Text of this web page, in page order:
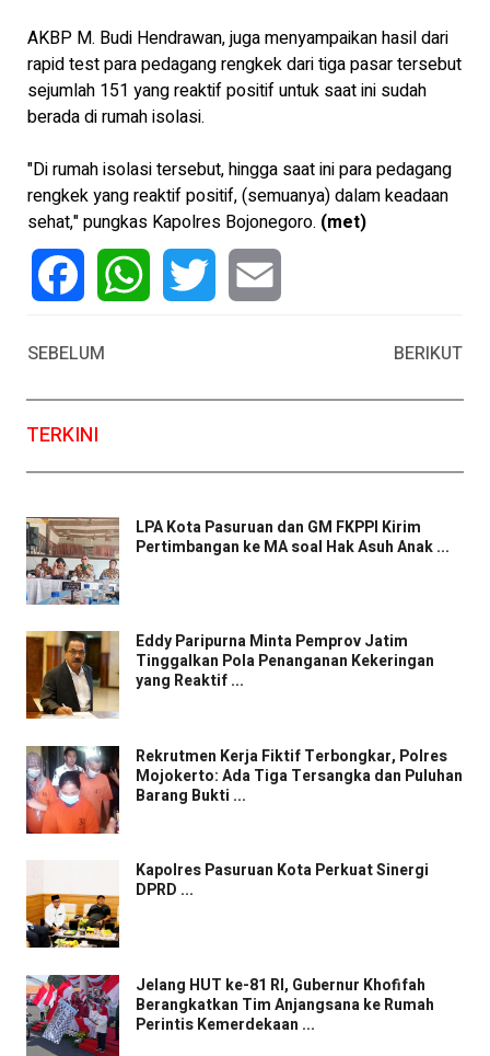
AKBP M. Budi Hendrawan, juga menyampaikan hasil dari
rapid test para pedagang rengkek dari tiga pasar tersebut
sejumlah 151 yang reaktif positif untuk saat ini sudah
berada di rumah isolasi.
"Di rumah isolasi tersebut, hingga saat ini para pedagang
rengkek yang reaktif positif, (semuanya) dalam keadaan
sehat," pungkas Kapolres Bojonegoro. (met)
SEBELUM
BERIKUT
TERKINI
LPA Kota Pasuruan dan GM FKPPI Kirim
Pertimbangan ke MA soal Hak Asuh Anak ...
Eddy Paripurna Minta Pemprov Jatim
Tinggalkan Pola Penanganan Kekeringan
yang Reaktif ...
Rekrutmen Kerja Fiktif Terbongkar, Polres
Mojokerto: Ada Tiga Tersangka dan Puluhan
Barang Bukti ...
Kapolres Pasuruan Kota Perkuat Sinergi
DPRD ...
Jelang HUT ke-81 RI, Gubernur Khofifah
Berangkatkan Tim Anjangsana ke Rumah
Perintis Kemerdekaan ...